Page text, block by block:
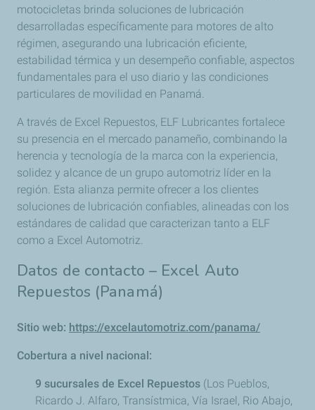
motocicletas brinda soluciones de lubricación
desarrolladas específicamente para motores de alto
régimen, asegurando una lubricación eficiente,
estabilidad térmica y un desempeño confiable, aspectos
fundamentales para el uso diario y las condiciones
particulares de movilidad en Panamá.
A través de Excel Repuestos, ELF Lubricantes fortalece
su presencia en el mercado panameño, combinando la
herencia y tecnología de la marca con la experiencia,
solidez y alcance de un grupo automotriz líder en la
región. Esta alianza permite ofrecer a los clientes
soluciones de lubricación confiables, alineadas con los
estándares de calidad que caracterizan tanto a ELF
como a Excel Automotriz.
Datos de contacto – Excel Auto
Repuestos (Panamá)
Sitio web: https://excelautomotriz.com/panama/
Cobertura a nivel nacional:
9 sucursales de Excel Repuestos (Los Pueblos,
Ricardo J. Alfaro, Transístmica, Vía Israel, Rio Abajo,